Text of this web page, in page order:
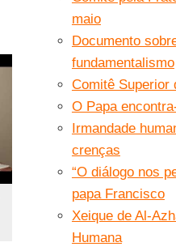
maio
Documento
fundamentalismo
Comitê Superior
O Papa
Irmandade
crenças
“O diálogo nos
papa Francisco
Xeique de Al-
Humana